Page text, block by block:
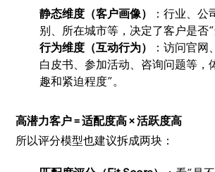
静态维度（客户画像）
：行业、公
别、所在城市等，决定了客户是否“
行为维度（互动行为）
：访问官
白皮书、参加活动、咨询问题等，
趣和紧迫程度”。
高潜力客户 = 适配度高 × 活跃度高
所以评分模型也建议拆成两块：